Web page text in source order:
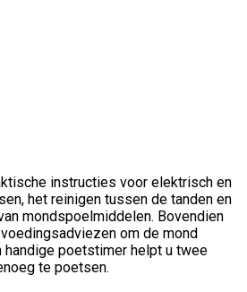
instructies voor elektrisch en
het reinigen tussen de tanden en
mondspoelmiddelen. Bovendien
om de mond
handige poetstimer helpt u twee
te poetsen.